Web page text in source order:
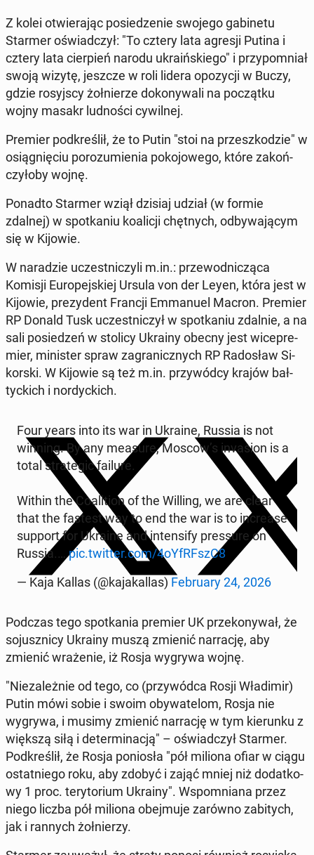
Z kolei otwie­ra­jąc po­sie­dze­nie swojego ga­bi­ne­tu
Starmer oświad­czył: "To cztery lata agresji Putina i
cztery lata cier­pień narodu ukra­iń­skie­go" i przy­po­mniał
swoją wizytę, jeszcze w roli lidera opo­zy­cji w Buczy,
gdzie ro­syj­scy żoł­nie­rze do­ko­ny­wa­li na po­cząt­ku
wojny masakr lud­no­ści cy­wil­nej.
Premier pod­kre­ślił, że to Putin "stoi na prze­szko­dzie" w
osią­gnię­ciu po­ro­zu­mie­nia po­ko­jo­we­go, które za­koń­
czy­ło­by wojnę.
Ponadto Starmer wziął dzisiaj udział (w formie
zdalnej) w spo­tka­niu ko­ali­cji chęt­nych, od­by­wa­ją­cym
się w Kijowie.
W na­ra­dzie uczest­ni­czy­li m.in.: prze­wod­ni­czą­ca
Komisji Eu­ro­pej­skiej Ursula von der Leyen, która jest w
Kijowie, pre­zy­dent Francji Em­ma­nu­el Macron. Premier
RP Donald Tusk uczest­ni­czył w spo­tka­niu zdalnie, a na
sali po­sie­dzeń w stolicy Ukrainy obecny jest wi­ce­pre­
mier, mi­ni­ster spraw za­gra­nicz­nych RP Ra­do­sław Si­
kor­ski. W Kijowie są też m.in. przy­wód­cy krajów bał­
tyc­kich i nor­dyc­kich.
Four years into its war in Ukraine, Russia is not
winning. By any measure, Moscow’s in­va­sion is a
total stra­te­gic failure.
Within the Co­ali­tion of the Willing, we are clear
that the fastest way to end the war is to in­cre­ase
support for Ukraine and in­ten­si­fy pres­su­re on
Russia.…pic.twitter.com/4oY­fR­FszC8
— Kaja Kallas (@ka­ja­kal­las) Fe­bru­ary 24, 2026
Podczas tego spo­tka­nia premier UK prze­ko­ny­wał, że
so­jusz­ni­cy Ukrainy muszą zmienić nar­ra­cję, aby
zmienić wra­że­nie, iż Rosja wygrywa wojnę.
"Nie­za­leż­nie od tego, co (przy­wód­ca Rosji Wła­di­mir)
Putin mówi sobie i swoim oby­wa­te­lom, Rosja nie
wygrywa, i musimy zmienić nar­ra­cję w tym kie­run­ku z
większą siłą i de­ter­mi­na­cją" – oświad­czył Starmer.
Pod­kre­ślił, że Rosja po­nio­sła "pół miliona ofiar w ciągu
ostat­nie­go roku, aby zdobyć i zająć mniej niż do­dat­ko­
wy 1 proc. te­ry­to­rium Ukrainy". Wspo­mnia­na przez
niego liczba pół miliona obej­mu­je zarówno za­bi­tych,
jak i rannych żoł­nie­rzy.